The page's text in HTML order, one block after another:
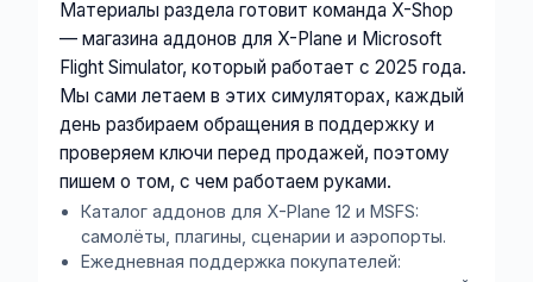
Материалы раздела готовит команда X-Shop
— магазина аддонов для X-Plane и Microsoft
Flight Simulator, который работает с 2025 года.
Мы сами летаем в этих симуляторах, каждый
день разбираем обращения в поддержку и
проверяем ключи перед продажей, поэтому
пишем о том, с чем работаем руками.
Каталог аддонов для X-Plane 12 и MSFS:
самолёты, плагины, сценарии и аэропорты.
Ежедневная поддержка покупателей: